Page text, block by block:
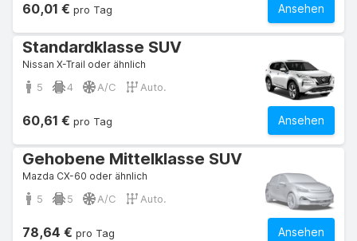
Ansehen
60,01 € pro Tag
Standardklasse SUV
Nissan X-Trail oder ähnlich
5 4 A/C Auto.
Ansehen
60,61 € pro Tag
Gehobene Mittelklasse SUV
Mazda CX-60 oder ähnlich
5 5 A/C Auto.
Ansehen
78,64 € pro Tag